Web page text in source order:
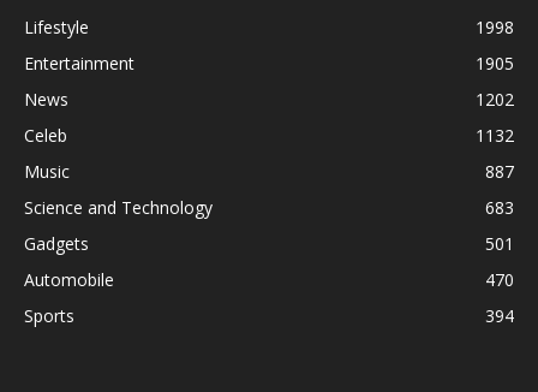
Lifestyle
1998
Entertainment
1905
News
1202
Celeb
1132
Music
887
Science and Technology
683
Gadgets
501
Automobile
470
Sports
394